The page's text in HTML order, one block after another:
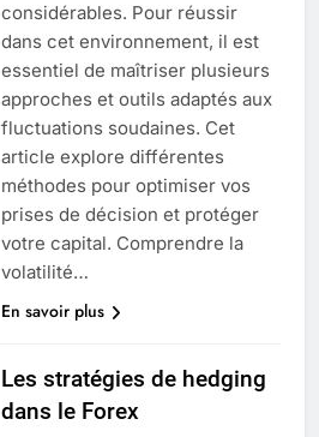
considérables. Pour réussir
dans cet environnement, il est
essentiel de maîtriser plusieurs
approches et outils adaptés aux
fluctuations soudaines. Cet
article explore différentes
méthodes pour optimiser vos
prises de décision et protéger
votre capital. Comprendre la
volatilité…
En savoir plus
Les stratégies de hedging
dans le Forex